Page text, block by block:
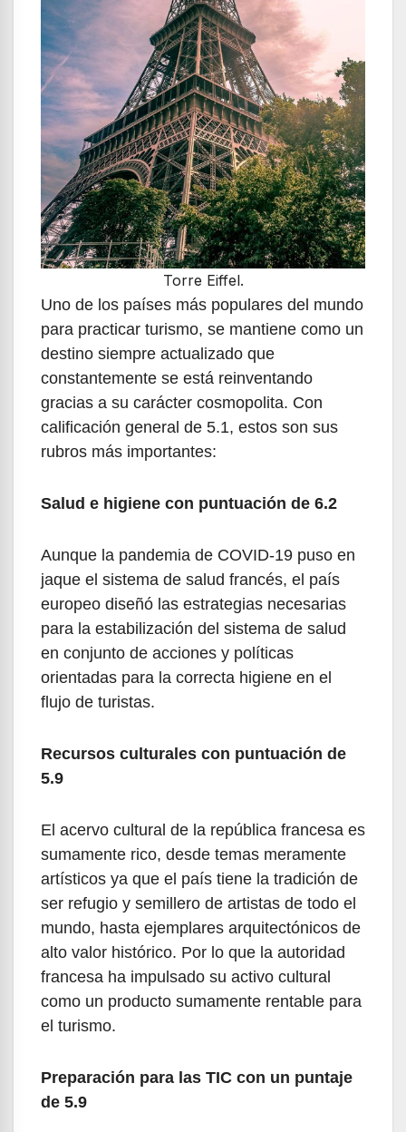
Torre Eiffel.
Uno de los países más populares del mundo
para practicar turismo, se mantiene como un
destino siempre actualizado que
constantemente se está reinventando
gracias a su carácter cosmopolita. Con
calificación general de 5.1, estos son sus
rubros más importantes:
Salud e higiene con puntuación de 6.2
Aunque la pandemia de COVID-19 puso en
jaque el sistema de salud francés, el país
europeo diseñó las estrategias necesarias
para la estabilización del sistema de salud
en conjunto de acciones y políticas
orientadas para la correcta higiene en el
flujo de turistas.
Recursos culturales con puntuación de
5.9
El acervo cultural de la república francesa es
sumamente rico, desde temas meramente
artísticos ya que el país tiene la tradición de
ser refugio y semillero de artistas de todo el
mundo, hasta ejemplares arquitectónicos de
alto valor histórico. Por lo que la autoridad
francesa ha impulsado su activo cultural
como un producto sumamente rentable para
el turismo.
Preparación para las TIC con un puntaje
de 5.9